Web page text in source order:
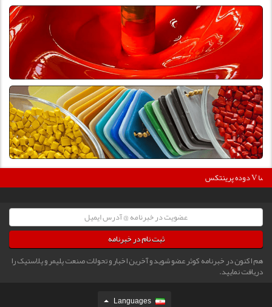
ثبت نام در خبرنامه
هم اکنون در خبرنامه کوثر عضو شوید و آخرین اخبار و تحولات صنعت پلیمر و پلاستیک را
دریافت نمایید.